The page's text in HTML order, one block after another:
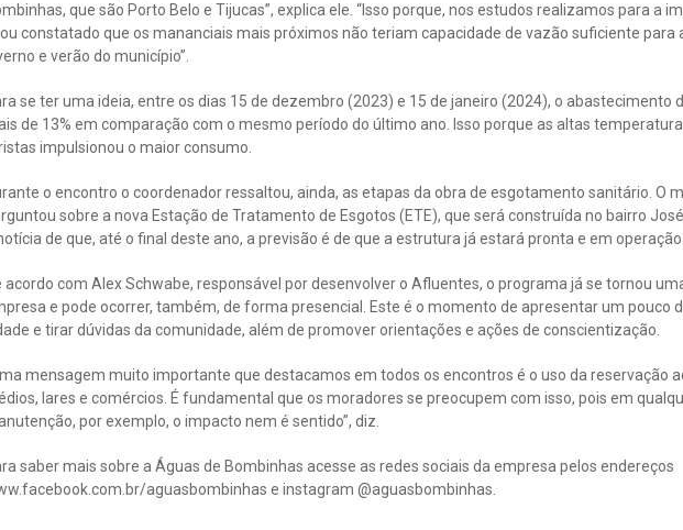
que são Porto Belo e Tijucas”, explica ele. “Isso porque, nos estudos realizamos para a
constatado que os mananciais mais próximos não teriam capacidade de vazão suficiente para
e verão do município”.
se ter uma ideia, entre os dias 15 de dezembro (2023) e 15 de janeiro (2024), o abastecimento
de 13% em comparação com o mesmo período do último ano. Isso porque as altas
impulsionou o maior consumo.
o encontro o coordenador ressaltou, ainda, as etapas da obra de esgotamento sanitário. O
sobre a nova Estação de Tratamento de Esgotos (ETE), que será construída no bairro
de que, até o final deste ano, a previsão é de que a estrutura já estará pronta e em operação.
acordo com Alex Schwabe, responsável por desenvolver o Afluentes, o programa já se tornou
e pode ocorrer, também, de forma presencial. Este é o momento de apresentar um pouco
e tirar dúvidas da comunidade, além de promover orientações e ações de conscientização.
mensagem muito importante que destacamos em todos os encontros é o uso da reservação
lares e comércios. É fundamental que os moradores se preocupem com isso, pois em
por exemplo, o impacto nem é sentido”, diz.
saber mais sobre a Águas de Bombinhas acesse as redes sociais da empresa pelos endereços
aguasbombinhas e instagram @aguasbombinhas.